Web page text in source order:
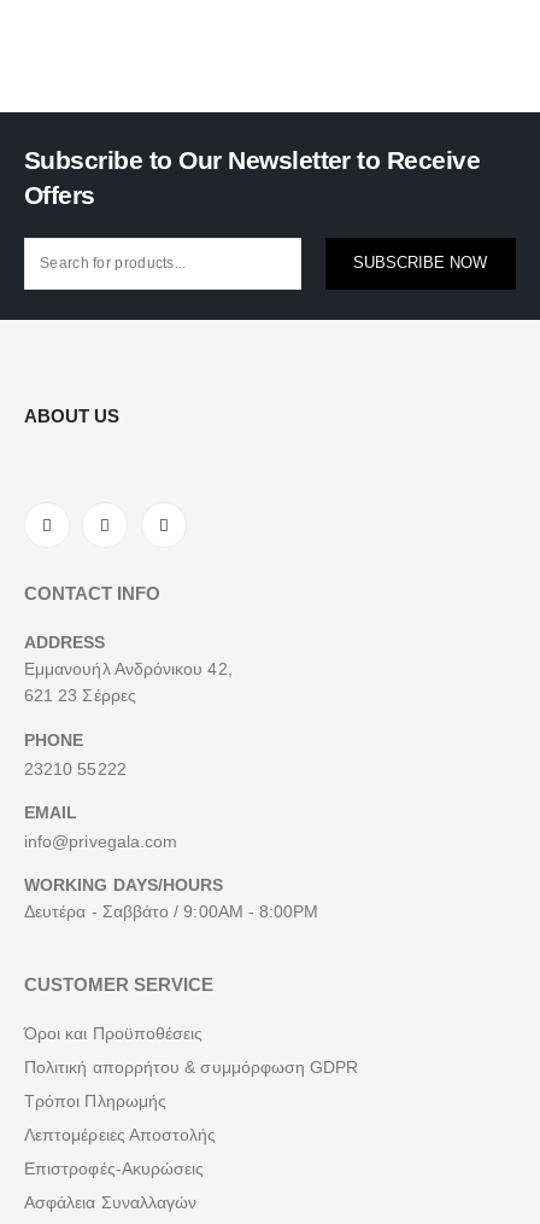
Subscribe to Our Newsletter to Receive
Offers
SUBSCRIBE NOW
ABOUT US
CONTACT INFO
ADDRESS
Εμμανουήλ Ανδρόνικου 42,
621 23 Σέρρες
PHONE
23210 55222
EMAIL
info@privegala.com
WORKING DAYS/HOURS
Δευτέρα - Σαββάτο / 9:00AM - 8:00PM
CUSTOMER SERVICE
Όροι και Προϋποθέσεις
Πολιτική απορρήτου & συμμόρφωση GDPR
Τρόποι Πληρωμής
Λεπτομέρειες Αποστολής
Επιστροφές-Ακυρώσεις
Ασφάλεια Συναλλαγών